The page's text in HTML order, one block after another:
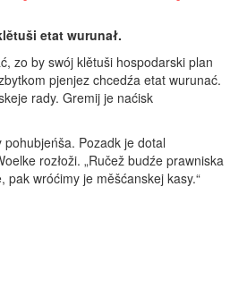
etat wurunał.
zo by swój klětuši hospodarski plan
pjenjez chcedźa etat wurunać.
rady. Gremij je naćisk
Pozadk je dotal
rozłoži. „Ručež budźe­ prawniska
wróćimy je mě­šćanskej kasy.“